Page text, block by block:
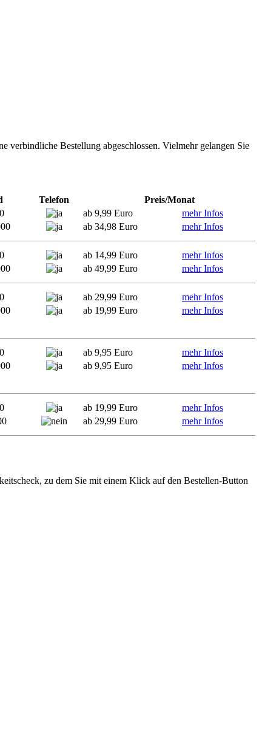
Bestellung abgeschlossen. Vielmehr gelangen Sie
Telefon Preis/Monat
ab 9,99 Euro
mehr Infos
ab 34,98 Euro mehr Infos
ab 14,99 Euro
mehr Infos
ab 49,99 Euro mehr Infos
ab 29,99 Euro
mehr Infos
ab 19,99 Euro
mehr Infos
ab 9,95 Euro
mehr Infos
ab 9,95 Euro
mehr Infos
ab 19,99 Euro
mehr Infos
ab 29,99 Euro mehr Infos
zu dem Sie mit einem Klick auf den Bestellen-Button